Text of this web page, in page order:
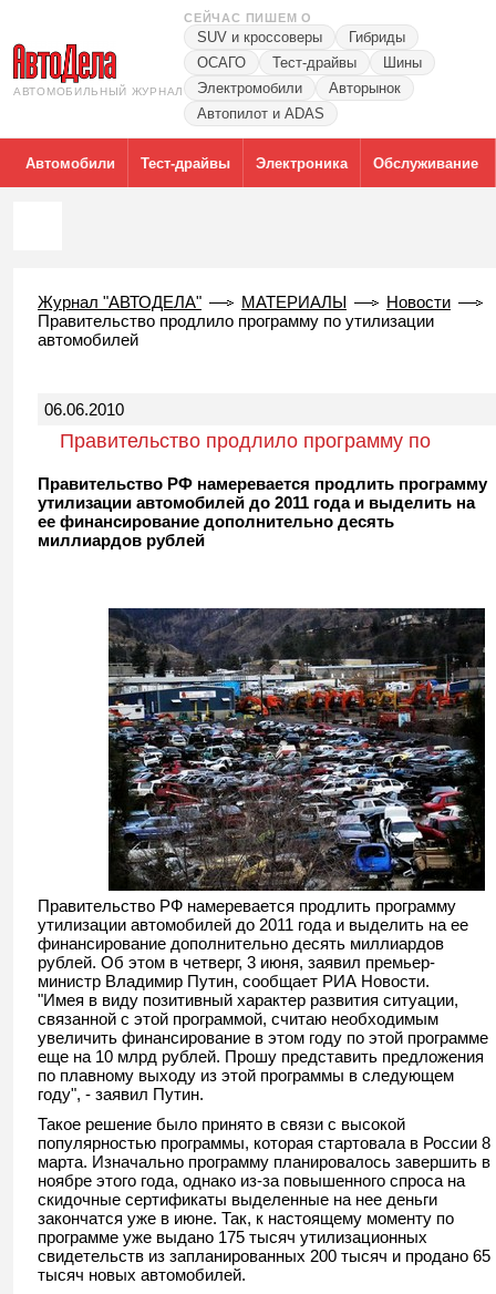
АВТОМОБИЛЬНЫЙ ЖУРНАЛ
СЕЙЧАС ПИШЕМ О
SUV и кроссоверы
Гибриды
ОСАГО
Тест-драйвы
Шины
Электромобили
Авторынок
Автопилот и ADAS
Автомобили Тест-драйвы Электроника Обслуживание
Журнал "АВТОДЕЛА" МАТЕРИАЛЫ
Новости
Правительство продлило программу по утилизации
автомобилей
06.06.2010
Правительство продлило программу по
утилизации автомобилей
Правительство РФ намеревается продлить программу
утилизации автомобилей до 2011 года и выделить на
ее финансирование дополнительно десять
миллиардов рублей
Правительство РФ намеревается продлить программу
утилизации автомобилей до 2011 года и выделить на ее
финансирование дополнительно десять миллиардов
рублей. Об этом в четверг, 3 июня, заявил премьер-
министр Владимир Путин, сообщает РИА Новости.
"Имея в виду позитивный характер развития ситуации,
связанной с этой программой, считаю необходимым
увеличить финансирование в этом году по этой программе
еще на 10 млрд рублей. Прошу представить предложения
по плавному выходу из этой программы в следующем
году", - заявил Путин.
Такое решение было принято в связи с высокой
популярностью программы, которая стартовала в России 8
марта. Изначально программу планировалось завершить в
ноябре этого года, однако из-за повышенного спроса на
скидочные сертификаты выделенные на нее деньги
закончатся уже в июне. Так, к настоящему моменту по
программе уже выдано 175 тысяч утилизационных
свидетельств из запланированных 200 тысяч и продано 65
тысяч новых автомобилей.